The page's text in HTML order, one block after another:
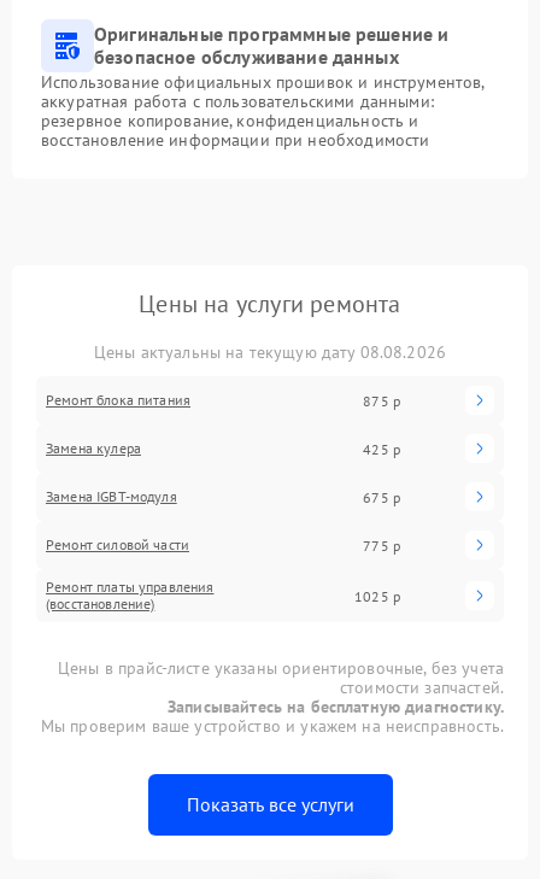
Оригинальные программные решение и
безопасное обслуживание данных
Использование официальных прошивок и инструментов,
аккуратная работа с пользовательскими данными:
резервное копирование, конфиденциальность и
восстановление информации при необходимости
Цены на услуги ремонта
Цены актуальны на текущую дату 08.08.2026
Ремонт блока питания 875 р
Замена кулера 425 р
Замена IGBT-модуля 675 р
Ремонт силовой части 775 р
Ремонт платы управления
(восстановление)
1025 р
Цены в прайс-листе указаны ориентировочные, без учета
стоимости запчастей.
Записывайтесь на бесплатную диагностику.
Мы проверим ваше устройство и укажем на неисправность.
Показать все услуги